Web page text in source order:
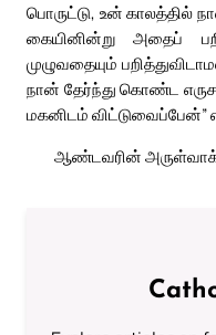
பொருட்டு, உன்
கையினின்று அதைப்
முழுவதையும்
நான் தேர்ந்து கொண்ட
மகனிடம் விட்டுவைப்பேன்”
ஆண்டவரின்